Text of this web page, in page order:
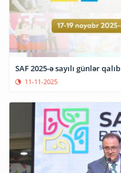
SAF 2025-ə sayılı günlər qalıb
11-11-2025